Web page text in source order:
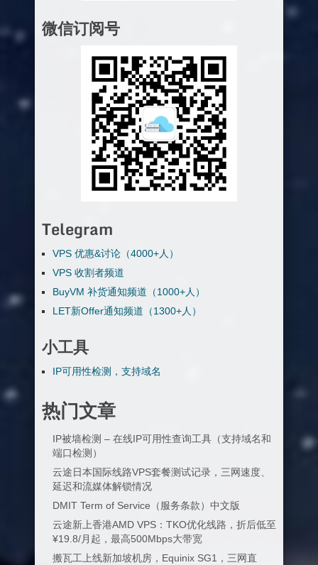
微信订阅号
Telegram
VPS 优惠&讨论（4000+人）
VPS 收割者频道
BuyVM 补货通知频道（1000+人）
LET新Offer通知频道（1300+人）
小工具
IP可用性检测，支持域名
热门文章
IP被墙检测 – 在线IP可用性查询工具（支持域名和
端口检测）
云途日本国际线路VPS套餐测试记录，三网速度、
延迟和流媒体解锁情况
DMIT Term of Service（服务条款）中文版
云途新上香港AMD VPS：TKO优化线路，折后低至
¥19.8/月起，最高500Mbps大带宽
搬瓦工上线新加坡机房，Equinix SG1，三网直